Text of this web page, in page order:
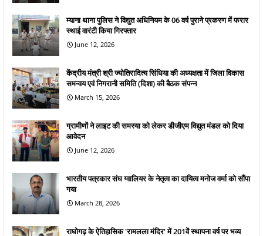
म्याना थाना पुलिस ने विद्युत अधिनियम के 06 वर्ष पुराने प्रकरण में फरार
स्थाई वारंटी किया गिरफ्तार
June 12, 2026
केंद्रीय मंत्री श्री ज्योतिरादित्य सिंधिया की अध्यक्षता में जिला विकास
समन्वय एवं निगरानी समिति (दिशा) की बैठक संपन्न
March 15, 2026
ग्रामीणों ने लाइट की समस्या को लेकर डीजीएम विद्युत मंडल को दिया
आवेदन
June 12, 2026
भारतीय पत्रकार संघ ग्वालियर के नेतृत्व का दायित्व मनोज वर्मा को सौंपा
गया
March 28, 2026
राघोगढ़ के ऐतिहासिक 'रामलला मंदिर' में 201वें स्थापना वर्ष पर भव्य